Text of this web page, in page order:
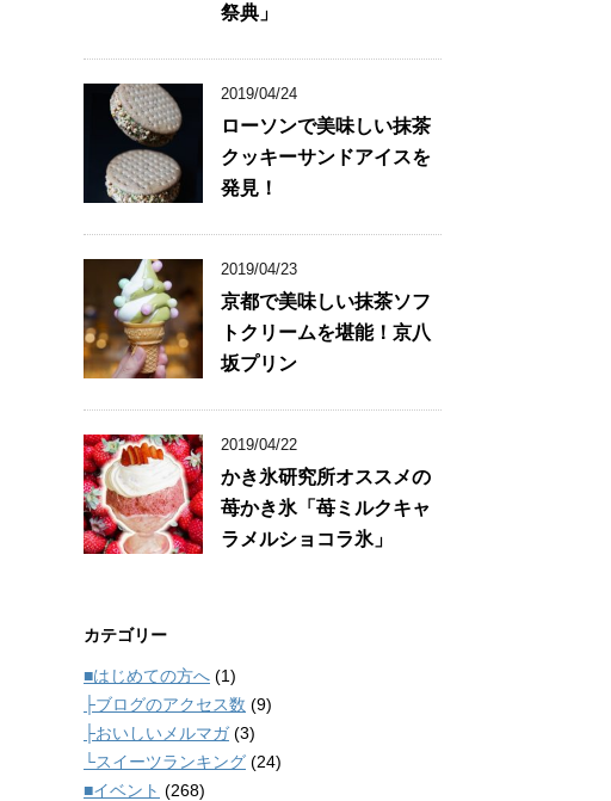
祭典」
2019/04/24
ローソンで美味しい抹茶
クッキーサンドアイスを
発見！
2019/04/23
京都で美味しい抹茶ソフ
トクリームを堪能！京八
坂プリン
2019/04/22
かき氷研究所オススメの
苺かき氷「苺ミルクキャ
ラメルショコラ氷」
カテゴリー
■はじめての方へ (1)
├ブログのアクセス数 (9)
├おいしいメルマガ(3)
└スイーツランキング (24)
■イベント (268)